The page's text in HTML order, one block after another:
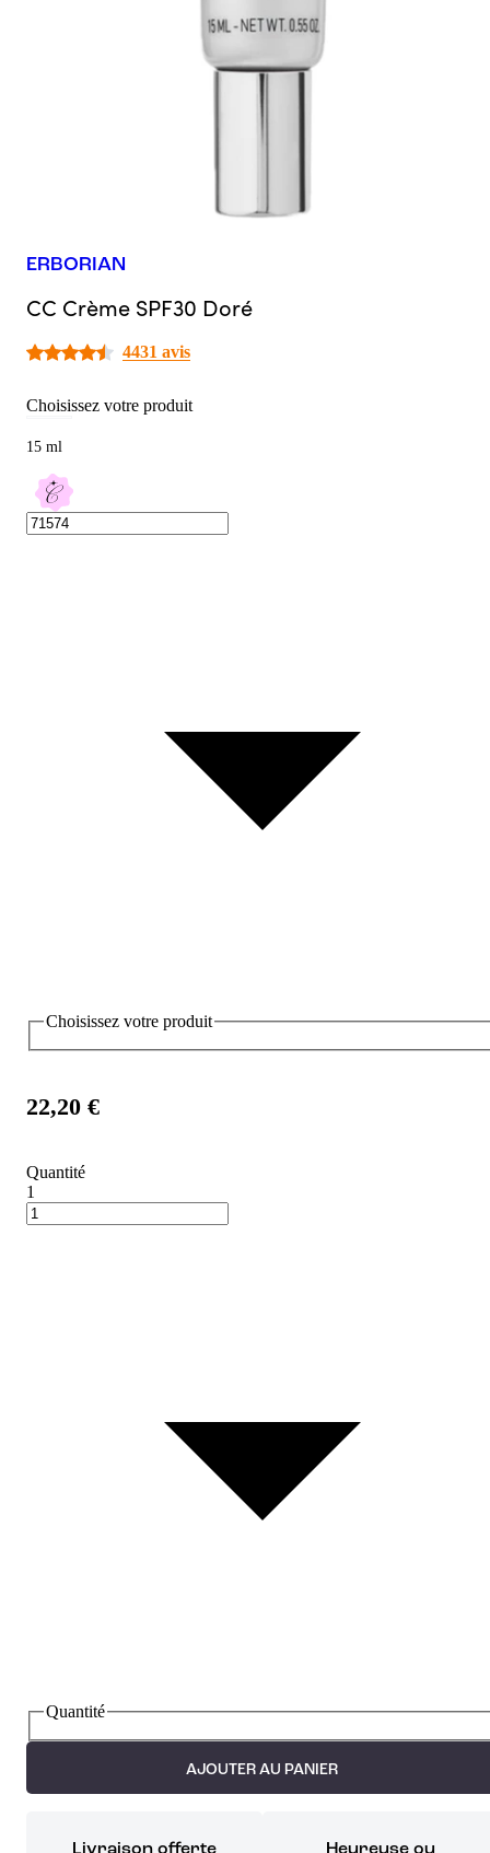
ERBORIAN
CC Crème SPF30 Doré
4431 avis
Choisissez votre produit
15 ml
Choisissez votre produit
22,20 €
Quantité
1
Quantité
AJOUTER AU PANIER
Livraison offerte Heureuse ou